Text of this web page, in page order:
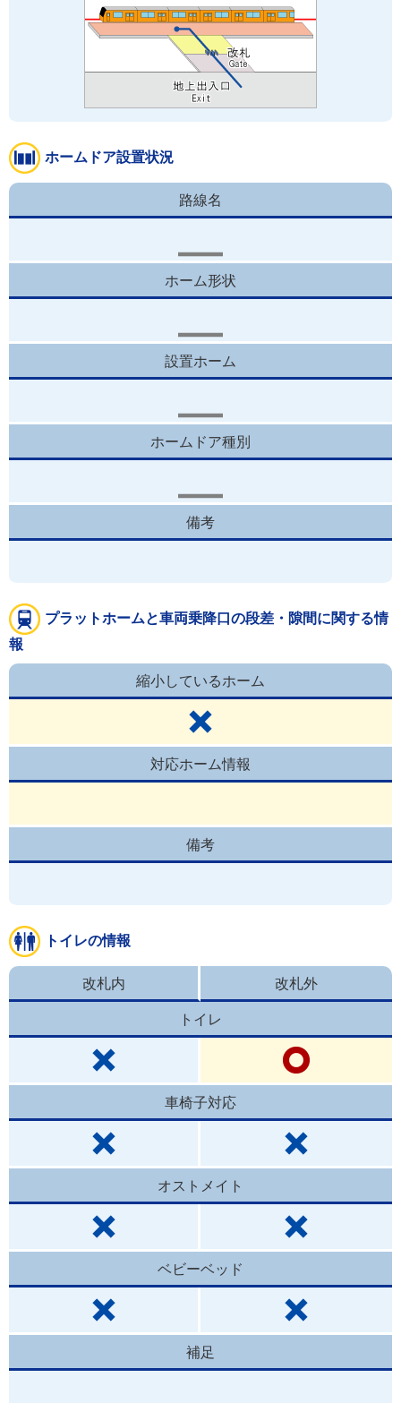
ホームドア設置状況
路線名
ホーム形状
設置ホーム
ホームドア種別
備考
プラットホームと車両乗降口の段差・隙間に関する情
報
縮小しているホーム
対応ホーム情報
備考
トイレの情報
改札内 改札外
トイレ
車椅子対応
オストメイト
ベビーベッド
補足